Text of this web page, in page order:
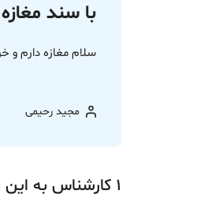
با سند
سلام مغازه دارم و
مجید رحیمی
1 کارشناس به